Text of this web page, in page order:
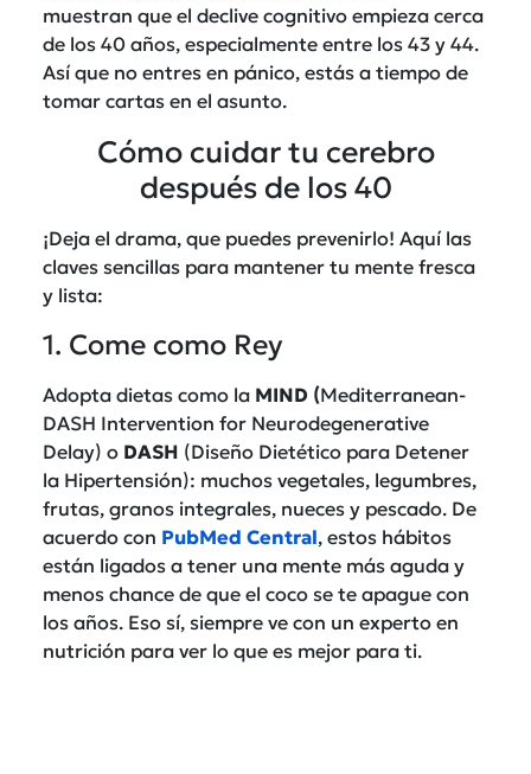
muestran que el declive cognitivo empieza cerca
de los 40 años, especialmente entre los 43 y 44.
Así que no entres en pánico, estás a tiempo de
tomar cartas en el asunto.
Cómo cuidar tu cerebro
después de los 40
¡Deja el drama, que puedes prevenirlo! Aquí las
claves sencillas para mantener tu mente fresca
y lista:
1. Come como Rey
Adopta dietas como la MIND (Mediterranean-
DASH Intervention for Neurodegenerative
Delay) o DASH (Diseño Dietético para Detener
la Hipertensión): muchos vegetales, legumbres,
frutas, granos integrales, nueces y pescado. De
acuerdo con PubMed Central, estos hábitos
están ligados a tener una mente más aguda y
menos chance de que el coco se te apague con
los años. Eso sí, siempre ve con un experto en
nutrición para ver lo que es mejor para ti.